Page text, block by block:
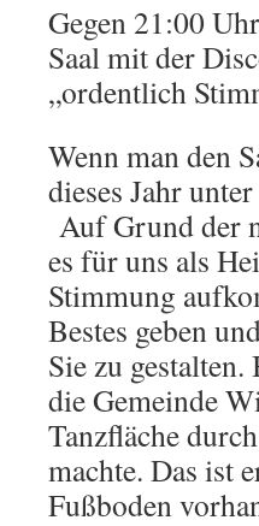
Gegen 21:00
Saal mit der
„ordentlich
Wenn man den
dieses Jahr
Auf Grund der
es für uns als
Stimmung
Bestes geben
Sie zu
die Gemeinde
Tanzfläche
machte. Das ist
Fußboden